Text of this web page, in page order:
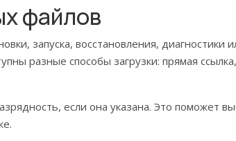
файлов
запуска, восстановления, диагностики
разные способы загрузки: прямая
если она указана. Это поможет